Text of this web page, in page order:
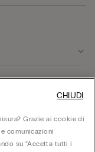
Grazie ai cookie di
comunicazioni
su “Accetta tutti i
CHIUDI